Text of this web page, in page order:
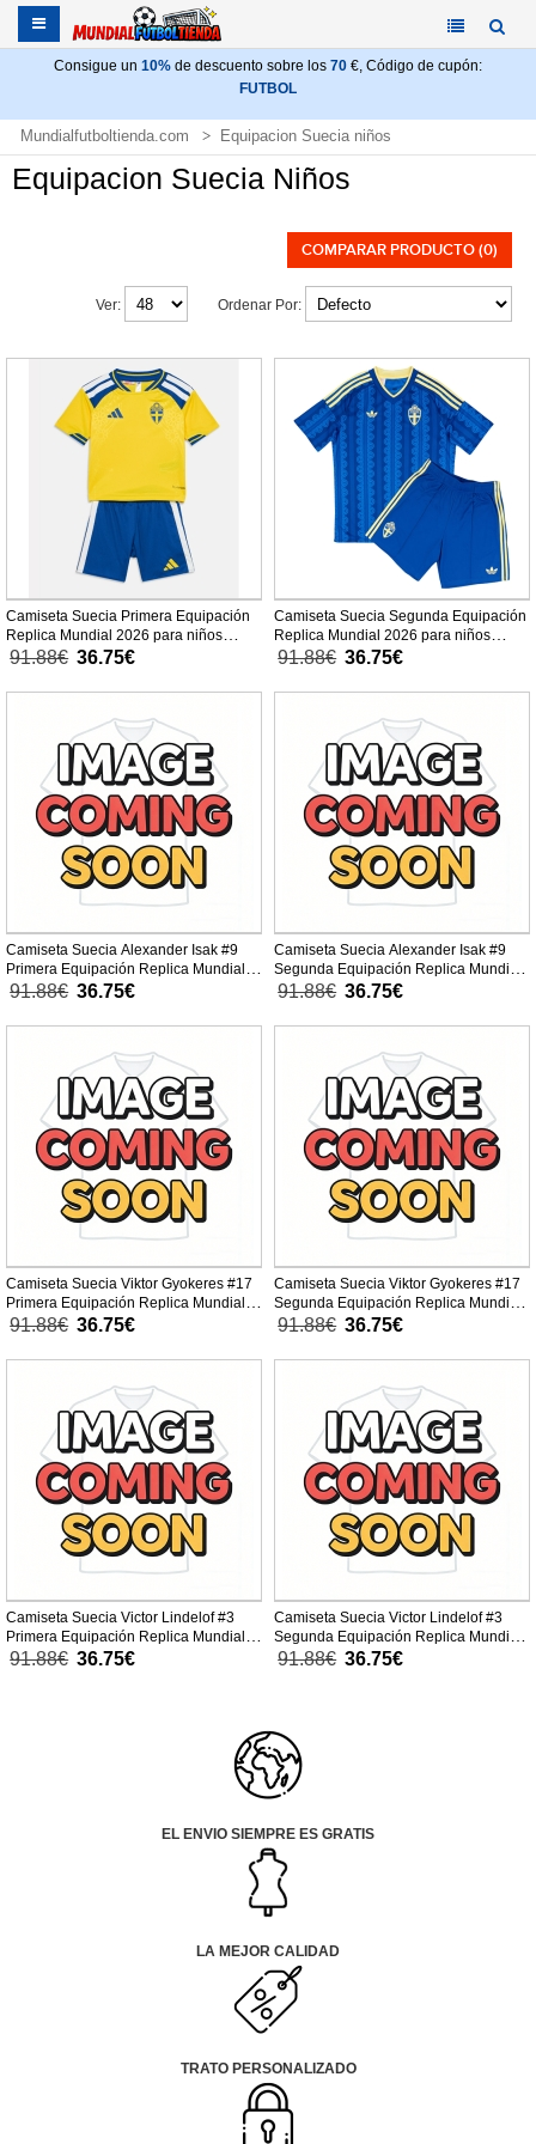
Consigue un 10% de descuento sobre los 70 €, Código de cupón:
FUTBOL
Mundialfutboltienda.com Equipacion Suecia niños
Equipacion Suecia Niños
COMPARAR PRODUCTO (0)
Ordenar Por:
Ver:
Camiseta Suecia Primera Equipación
Replica Mundial 2026 para niños
mangas cortas (+ Pantalones cortos)
91.88€ 36.75€
Camiseta Suecia Segunda Equipación
Replica Mundial 2026 para niños
mangas cortas (+ Pantalones cortos)
91.88€ 36.75€
Camiseta Suecia Alexander Isak #9
Primera Equipación Replica Mundial
2026 para niños mangas cortas (+
91.88€ 36.75€
Camiseta Suecia Alexander Isak #9
Segunda Equipación Replica Mundial
2026 para niños mangas cortas (+
91.88€ 36.75€
Camiseta Suecia Viktor Gyokeres #17
Primera Equipación Replica Mundial
2026 para niños mangas cortas (+
91.88€ 36.75€
Camiseta Suecia Viktor Gyokeres #17
Segunda Equipación Replica Mundial
2026 para niños mangas cortas (+
91.88€ 36.75€
Camiseta Suecia Victor Lindelof #3
Primera Equipación Replica Mundial
2026 para niños mangas cortas (+
91.88€ 36.75€
Camiseta Suecia Victor Lindelof #3
Segunda Equipación Replica Mundial
2026 para niños mangas cortas (+
91.88€ 36.75€
EL ENVIO SIEMPRE ES GRATIS
LA MEJOR CALIDAD
TRATO PERSONALIZADO